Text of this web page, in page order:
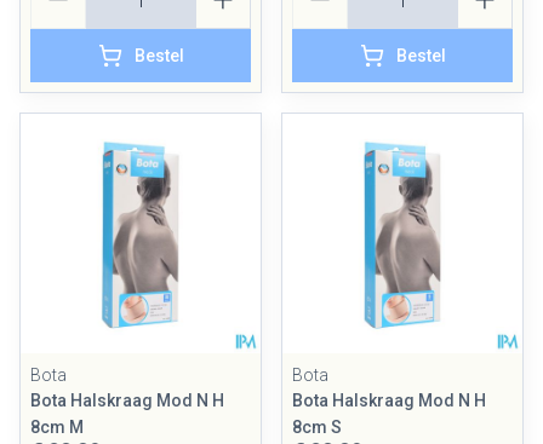
Bestel Bestel
Bota
Bota Halskraag Mod N H
8cm M
Bota
Bota Halskraag Mod N H
8cm S